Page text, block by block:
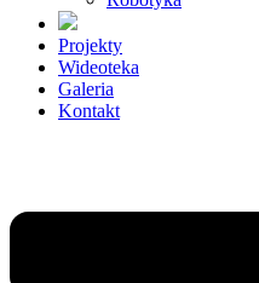
Projekty
Wideoteka
Galeria
Kontakt